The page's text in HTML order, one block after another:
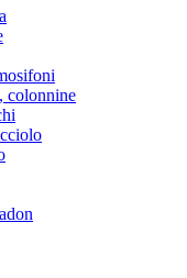
colonnine